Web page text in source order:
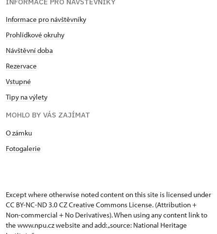
INFORMACE PRO NÁVŠTĚVNÍKY
Informace pro návštěvníky
Prohlídkové okruhy
Návštěvní doba
Rezervace
Vstupné
Tipy na výlety
MOHLO BY VÁS ZAJÍMAT
O zámku
Fotogalerie
Except where otherwise noted content on this site is licensed under
CC BY-NC-ND 3.0 CZCreative Commons License. (Attribution +
Non-commercial + No Derivatives). When using any content link to
the www.npu.cz website and add: „source: National Heritage